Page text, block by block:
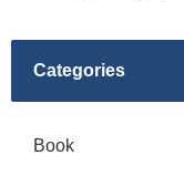
Categories
Book